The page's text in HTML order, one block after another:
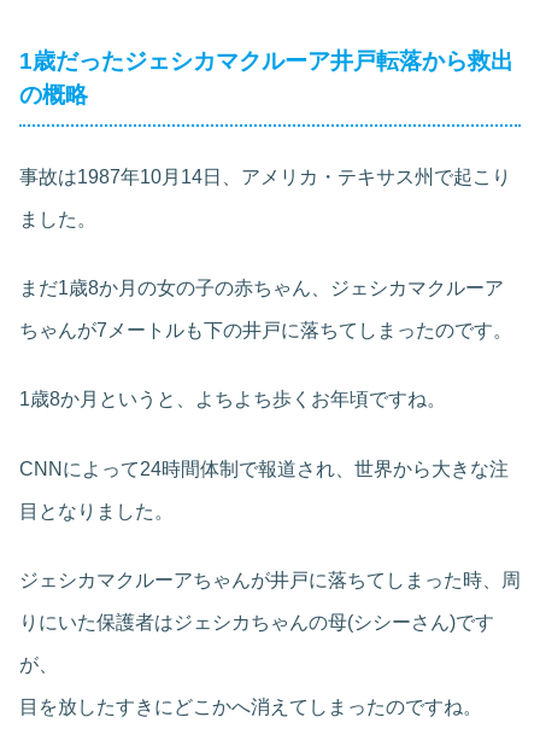
1歳だったジェシカマクルーア井戸転落から救出
の概略
事故は1987年10月14日、アメリカ・テキサス州で起こり
ました。
まだ1歳8か月の女の子の赤ちゃん、ジェシカマクルーア
ちゃんが7メートルも下の井戸に落ちてしまったのです。
1歳8か月というと、よちよち歩くお年頃ですね。
CNNによって24時間体制で報道され、世界から大きな注
目となりました。
ジェシカマクルーアちゃんが井戸に落ちてしまった時、周
りにいた保護者はジェシカちゃんの母(シシーさん)です
が、
目を放したすきにどこかへ消えてしまったのですね。